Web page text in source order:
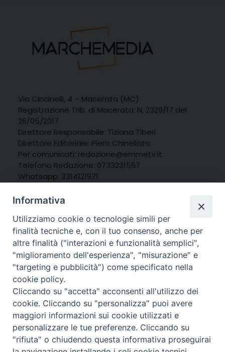
Via Cincinelli, 4 – Macerata (MC)
Registrazione Trib. di Macerata: N. 2329/17 del
26/05/2017
Direttore Responsabile: Tiziana Tiberi
Direttore Editoriale: Piero Chinellato
Per comunicati: redazione@emmetv.it
Telefono Redazione: 0733231567
Whatsapp: 3314121971
© 2025 MarcheMedia s.c. – Via Cincinelli 4 – 62100
Macerata
Informativa
Utilizziamo cookie o tecnologie simili per
finalità tecniche e, con il tuo consenso, anche per
altre finalità ("interazioni e funzionalità semplici",
"miglioramento dell'esperienza", "misurazione" e
"targeting e pubblicità") come specificato nella
cookie policy.
Cliccando su "accetta" acconsenti all'utilizzo dei
cookie. Cliccando su "personalizza" puoi avere
maggiori informazioni sui cookie utilizzati e
personalizzare le tue preferenze. Cliccando su
"rifiuta" o chiudendo questa informativa proseguirai